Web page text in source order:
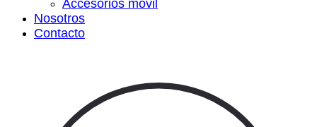
Accesorios móvil
Nosotros
Contacto